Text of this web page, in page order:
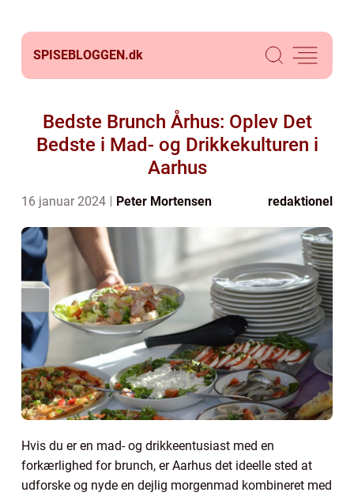
SPISEBLOGGEN.dk
Bedste Brunch Århus: Oplev Det
Bedste i Mad- og Drikkekulturen i
Aarhus
16 januar 2024 Peter Mortensen redaktionel
Hvis du er en mad- og drikkeentusiast med en
forkærlighed for brunch, er Aarhus det ideelle sted at
udforske og nyde en dejlig morgenmad kombineret med